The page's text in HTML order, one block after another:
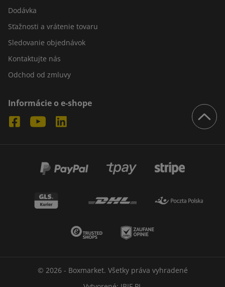
Dodávka
Sťažnosti a vrátenie tovaru
Sledovanie objednávok
Kontaktujte nás
Odchod od zmluvy
Informácie o e-shope
© 2026 - Boxmarket. Všetky práva vyhradené